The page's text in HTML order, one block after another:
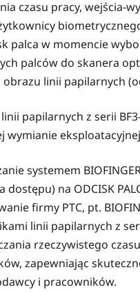
czasu pracy, wejścia-
palca w momencie
palców do skanera
linii papilarnych
papilarnych z serii
wymianie
systemem
na ODCISK
firmy PTC, pt.
linii papilarnych z
rzeczywistego
zapewniając
i pracowników.